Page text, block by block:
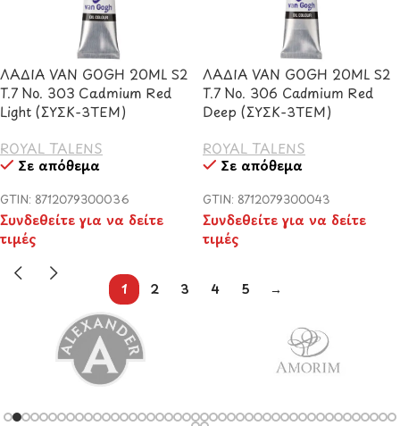
ΛΑΔΙΑ VAN GOGH 20ML S2
T.7 No. 303 Cadmium Red
Light (ΣΥΣΚ-3ΤΕΜ)
ROYAL TALENS
Σε απόθεμα
GTIN: 8712079300036
Συνδεθείτε για να δείτε
τιμές
ΛΑΔΙΑ VAN GOGH 20ML S2
T.7 No. 306 Cadmium Red
Deep (ΣΥΣΚ-3ΤΕΜ)
ROYAL TALENS
Σε απόθεμα
GTIN: 8712079300043
Συνδεθείτε για να δείτε
τιμές
1 2 3 4 5 →